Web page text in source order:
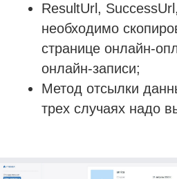
ResultUrl,
необходимо
странице онлайн-
онлайн-записи;
Метод отсылки
трех случаях надо